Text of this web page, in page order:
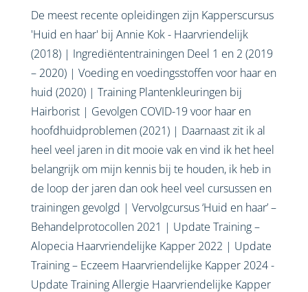
De meest recente opleidingen zijn Kapperscursus
'Huid en haar' bij Annie Kok - Haarvriendelijk
(2018) | Ingrediëntentrainingen Deel 1 en 2 (2019
– 2020) | Voeding en voedingsstoffen voor haar en
huid (2020) | Training Plantenkleuringen bij
Hairborist | Gevolgen COVID-19 voor haar en
hoofdhuidproblemen (2021) | Daarnaast zit ik al
heel veel jaren in dit mooie vak en vind ik het heel
belangrijk om mijn kennis bij te houden, ik heb in
de loop der jaren dan ook heel veel cursussen en
trainingen gevolgd | Vervolgcursus ‘Huid en haar’ –
Behandelprotocollen 2021 | Update Training –
Alopecia Haarvriendelijke Kapper 2022 | Update
Training – Eczeem Haarvriendelijke Kapper 2024 -
Update Training Allergie Haarvriendelijke Kapper